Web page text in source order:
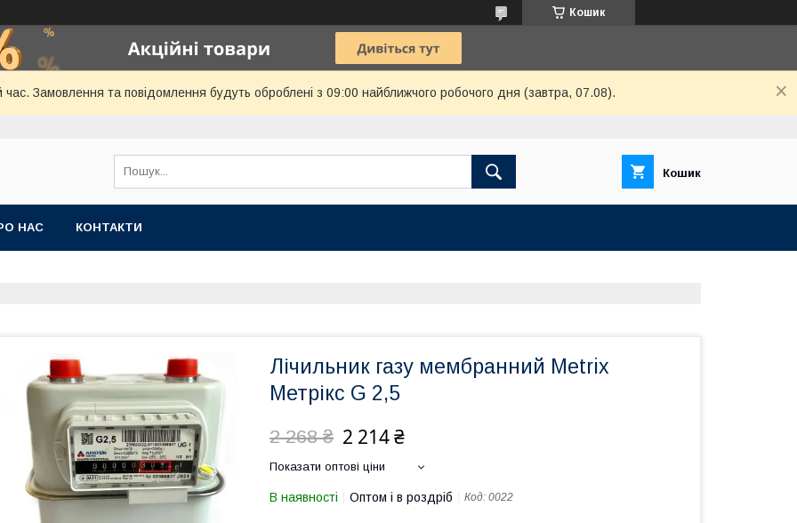
Кошик
час. Замовлення та повідомлення будуть оброблені з 09:00 найближчого робочого дня (завтра, 07.08).
Кошик
НАС КОНТАКТИ
Лічильник газу мембранний Metrix
Метрікс G 2,5
2 268 ₴ 2 214 ₴
Показати оптові ціни
В наявності Оптом і в роздріб Код: 0022